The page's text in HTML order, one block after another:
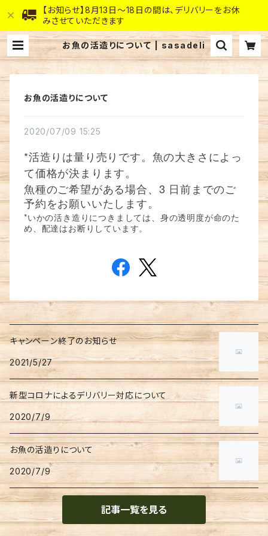
【お知らせ】8月13日～18日の間は、デリバリーをお休
みさせていただきます
お魚の活造りについて | sasadeli
お魚の活造りについて
2020/07/09 15:25
*活造りは量り売りです。魚の大きさによっ
て価格が決まります。
魚種のご希望がある場合、 3 日前までのご
予約をお願いいたします。
*いかの活き造りにつきましては、身の透明度が命のた
め、配達はお断りしています。
キャンペーン終了のお知らせ
2021/5/27
新型コロナによるデリバリー対応について
2020/7/9
お魚の活造りについて
2020/7/9
記事一覧を見る